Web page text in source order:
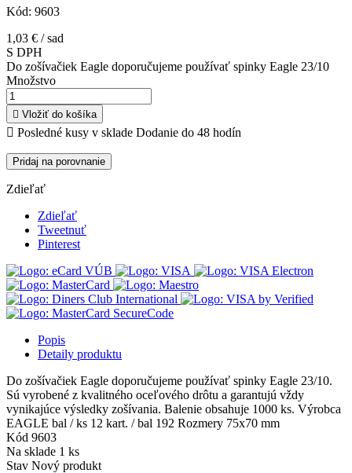
Kód: 9603
1,03 € / sad
S DPH
Do zošívačiek Eagle doporučujeme používať spinky Eagle 23/10
Množstvo
 Vložiť do košíka
 Posledné kusy v sklade Dodanie do 48 hodín
Pridaj na porovnanie
Zdieľať
Zdieľať
Tweetnuť
Pinterest
Popis
Detaily produktu
Do zošívačiek Eagle doporučujeme používať spinky Eagle 23/10.
Sú vyrobené z kvalitného oceľového drôtu a garantujú vždy
vynikajúce výsledky zošívania. Balenie obsahuje 1000 ks. Výrobca
EAGLE bal / ks 12 kart. / bal 192 Rozmery 75x70 mm
Kód 9603
Na sklade 1 ks
Stav Nový produkt